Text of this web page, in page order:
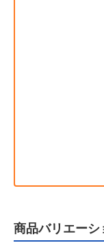
商品バリエーシ